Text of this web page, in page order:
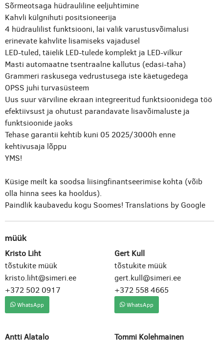
Sõrmeotsaga hüdrauliline eeljuhtimine
Kahvli külgnihuti positsioneerija
4 hüdraulilist funktsiooni, lai valik varustusvõimalusi
erinevate kahvlite lisamiseks vajadusel
LED-tuled, täielik LED-tulede komplekt ja LED-vilkur
Masti automaatne tsentraalne kallutus (edasi-taha)
Grammeri raskusega vedrustusega iste käetugedega
OPSS juhi turvasüsteem
Uus suur värviline ekraan integreeritud funktsioonidega töö
efektiivsust ja ohutust parandavate lisavõimaluste ja
funktsioonide jaoks
Tehase garantii kehtib kuni 05 2025/3000h enne
kehtivusaja lõppu
YMS!
Küsige meilt ka soodsa liisingfinantseerimise kohta (võib
olla hinna sees ka hooldus).
Paindlik kaubavedu kogu Soomes! Translations by Google
müük
Kristo Liht
tõstukite müük
kristo.liht@simeri.ee
+372 502 0917
WhatsApp
Gert Kull
tõstukite müük
gert.kull@simeri.ee
+372 558 4665
WhatsApp
Antti Alatalo
Tommi Kolehmainen